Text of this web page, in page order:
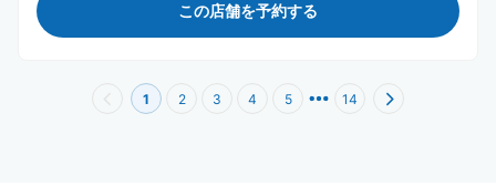
この店舗を予約する
1 2 3 4 5 14